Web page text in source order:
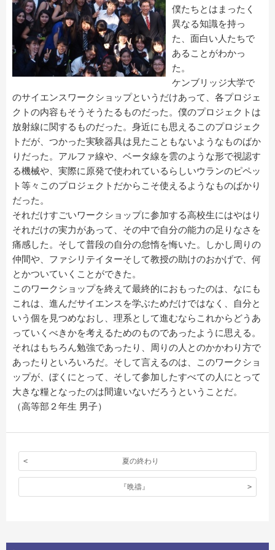
僕たちとはまったく
異なる知識を持っ
た、面白い人たちで
あることがわかっ
た。
ケンブリッジ大学で
のサイエンスワークショップというだけあって、各プロジェ
クトの内容もそうそうたるものだった。僕のプロジェクトは
放射線に関するものだった。身近にも思えるこのプロジェク
トだが、つかった実験器具は見たこともないようなものばか
りだった。アルファ線や、ベータ線を雲のような形で視認す
る機械や、実際に原発で使われているらしいウランのピペッ
ト等々このプロジェクトだからこそ使えるようなものばかり
だった。
それだけすごいワークショップに参加する高校生にはやはり
それだけの実力があって、その中で自分の能力の足りなさを
痛感した。そして普段の自分の怠惰を悔いた。しかし周りの
仲間や、ファシリテイターそして教授の助けのおかげで、何
とかついていくことができた。
このワークショップを終えて最終的におもったのは、なにも
これは、進んだサイエンスを学ぶためだけではなく、自分と
いう個を見つめなおし、理系として進むならこれからどうあ
っていくべきかを考えるためのものであったように思える。
それはもちろん勉強であったり、周りの人とのかかわり方で
あったりといろいろだ。そして言えるのは、このワークショ
ップが、ぼくにとって、そして参加したすべての人にとって
大きな糧となったのは間違いないだろうということだ。
（高等部２年生 男子）
夏の終わり
『晩禱』